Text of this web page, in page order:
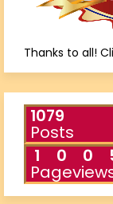
Thanks to all!
1079
Posts
1
0 0